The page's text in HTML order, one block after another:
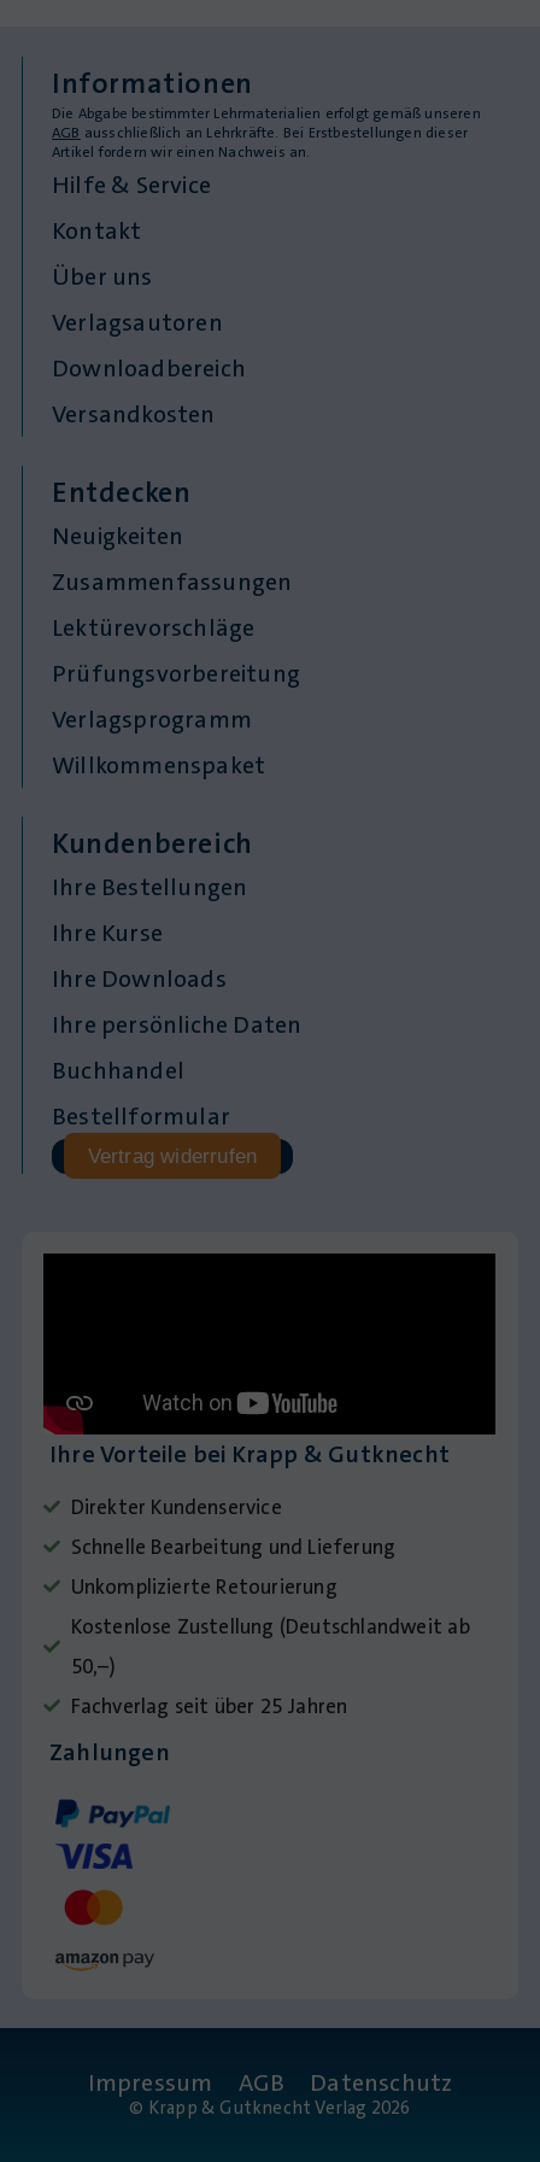
Informationen
Die Abgabe bestimmter Lehrmaterialien erfolgt gemäß unseren
AGB ausschließlich an Lehrkräfte. Bei Erstbestellungen dieser
Artikel fordern wir einen Nachweis an.
Hilfe & Service
Kontakt
Über uns
Verlagsautoren
Downloadbereich
Versandkosten
Entdecken
Neuigkeiten
Zusammenfassungen
Lektürevorschläge
Prüfungsvorbereitung
Verlagsprogramm
Willkommenspaket
Kundenbereich
Ihre Bestellungen
Ihre Kurse
Ihre Downloads
Ihre persönliche Daten
Buchhandel
Bestellformular
Vertrag widerrufen
Ihre Vorteile bei Krapp & Gutknecht
Direkter Kundenservice
Schnelle Bearbeitung und Lieferung
Unkomplizierte Retourierung
Kostenlose Zustellung (Deutschlandweit ab
50,–)
Fachverlag seit über 25 Jahren
Zahlungen
Impressum AGB Datenschutz
© Krapp & Gutknecht Verlag 2026